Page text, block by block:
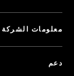
معلومات الشركة
دعم